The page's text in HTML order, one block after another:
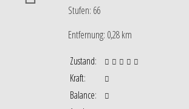
Stufen: 66
Entfernung: 0,28 km
Zustand:
Kraft:
Balance: